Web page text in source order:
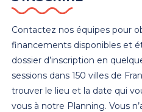
Contactez nos équipes pour
financements disponibles et
dossier d’inscription en
sessions dans 150 villes de
trouver le lieu et la date qui
vous à notre Planning. Vous